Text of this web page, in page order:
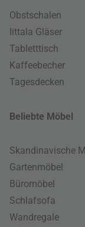
Obstschalen
Iittala Gläser
Tabletttisch
Kaffeebecher
Tagesdecken
Beliebte Möbel
Skandinavische
Gartenmöbel
Büromöbel
Schlafsofa
Wandregale